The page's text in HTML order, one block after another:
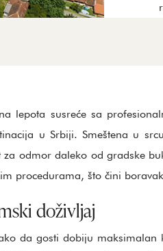
lepota susreće sa
u Srbiji. Smeštena u
odmor daleko od gradske
procedurama, što čini
doživljaj
da gosti dobiju